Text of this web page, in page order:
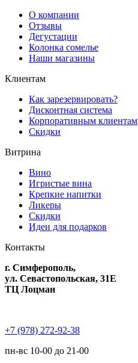
О компании
Отзывы
Дегустации
Колонка сомелье
Наши магазины
Клиентам
Как зарезервировать?
Дисконтная система
Корпоративным клиентам
Скидки
Витрина
Вино
Игристые вина
Крепкие напитки
Ликеры
Скидки
Идеи для подарков
Контакты
г. Симферополь,
ул. Севастопольская, 31Е
ТЦ Лоцман
+7 (978) 272-92-38
пн-вс 10-00 до 21-00